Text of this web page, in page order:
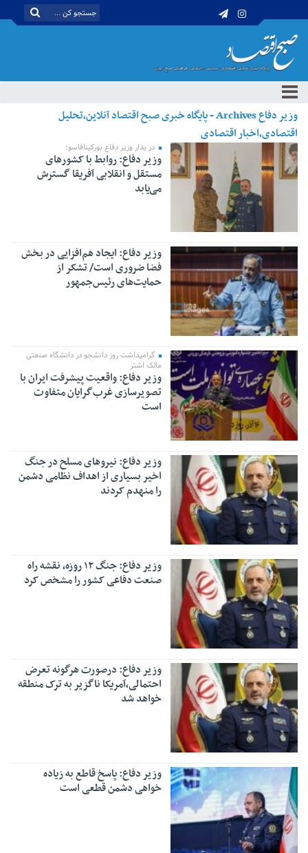
وزیر دفاع Archives - پایگاه خبری صبح اقتصاد آنلاین،تحلیل
اقتصادی،اخبار اقتصادی
در یدار وزیر دفاع بورکینافاسو؛
وزیر دفاع: روابط با کشورهای
مستقل و انقلابی آفریقا گسترش
می‌یابد
وزیر دفاع: ایجاد هم‌افزایی در بخش
فضا ضروری است/ تشکر از
حمایت‌های رئیس‌جمهور
گرامیداشت روز دانشجو در دانشگاه صنعتی
مالک اشتر
وزیر دفاع: واقعیت پیشرفت ایران با
تصویرسازی غرب‌گرایان متفاوت
است
وزیر دفاع: نیروهای مسلح در جنگ
اخیر بسیاری از اهداف نظامی دشمن
را منهدم کردند
وزیر دفاع: جنگ ۱۲ روزه، نقشه راه
صنعت دفاعی کشور را مشخص کرد
وزیر دفاع: درصورت هرگونه تعرض
احتمالی،آمریکا ناگزیر به ترک منطقه
خواهد شد
وزیر دفاع: پاسخ قاطع به زیاده
خواهی دشمن قطعی است